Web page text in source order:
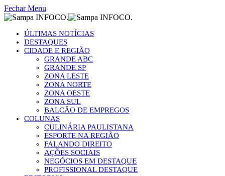
Fechar Menu
ÚLTIMAS NOTÍCIAS
DESTAQUES
CIDADE E REGIÃO
GRANDE ABC
GRANDE SP
ZONA LESTE
ZONA NORTE
ZONA OESTE
ZONA SUL
BALCÃO DE EMPREGOS
COLUNAS
CULINÁRIA PAULISTANA
ESPORTE NA REGIÃO
FALANDO DIREITO
AÇÕES SOCIAIS
NEGÓCIOS EM DESTAQUE
PROFISSIONAL DESTAQUE